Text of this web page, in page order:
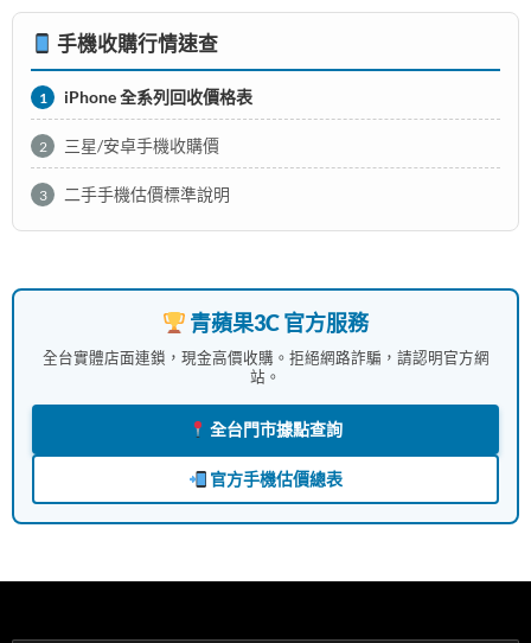
手機收購行情速查
1 iPhone 全系列回收價格表
2 三星/安卓手機收購價
3 二手手機估價標準說明
青蘋果3C 官方服務
全台實體店面連鎖，現金高價收購。拒絕網路詐騙，請認明官方網
站。
全台門市據點查詢
官方手機估價總表